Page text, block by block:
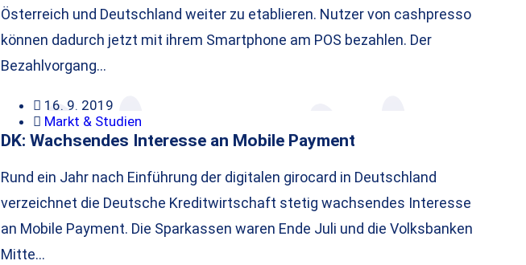
Österreich und Deutschland weiter zu etablieren. Nutzer von cashpresso
können dadurch jetzt mit ihrem Smartphone am POS bezahlen. Der
Bezahlvorgang…
16. 9. 2019
Markt & Studien
DK: Wachsendes Interesse an Mobile Payment
Rund ein Jahr nach Einführung der digitalen girocard in Deutschland
verzeichnet die Deutsche Kreditwirtschaft stetig wachsendes Interesse
an Mobile Payment. Die Sparkassen waren Ende Juli und die Volksbanken
Mitte…